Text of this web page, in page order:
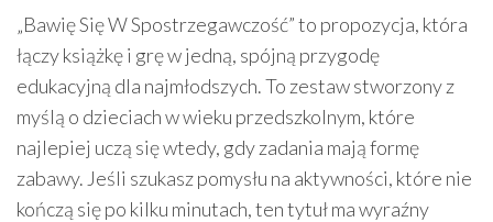
„Bawię Się W Spostrzegawczość” to propozycja, która
łączy książkę i grę w jedną, spójną przygodę
edukacyjną dla najmłodszych. To zestaw stworzony z
myślą o dzieciach w wieku przedszkolnym, które
najlepiej uczą się wtedy, gdy zadania mają formę
zabawy. Jeśli szukasz pomysłu na aktywności, które nie
kończą się po kilku minutach, ten tytuł ma wyraźny